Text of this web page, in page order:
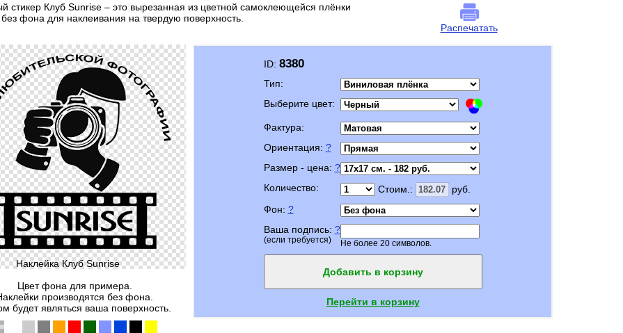
стикер Клуб Sunrise – это вырезанная из цветной самоклеющейся плёнки
без фона для наклеивания на твердую поверхность.
Распечатать
Наклейка Клуб Sunrise
Цвет фона для примера.
производятся без фона.
будет являться ваша поверхность.
ID: 8380
Тип:
Выберите цвет:
Фактура:
Ориентация: ?
Размер - цена: ?
Количество:
Стоим.:
руб.
Фон: ?
Ваша подпись: ?
(если требуется) Не более 20 символов.
Добавить в корзину
Перейти в корзину